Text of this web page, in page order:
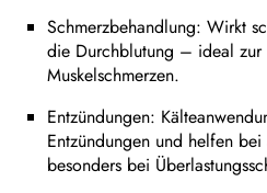
Schmerzbehandlung: Wirkt
die Durchblutung – ideal zur
Muskelschmerzen.
Entzündungen:
Entzündungen und helfen
besonders bei